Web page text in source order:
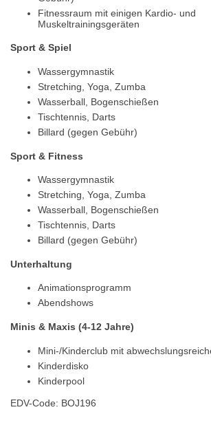
Fitnessraum mit einigen Kardio- und
Muskeltrainingsgeräten
Sport & Spiel
Wassergymnastik
Stretching, Yoga, Zumba
Wasserball, Bogenschießen
Tischtennis, Darts
Billard (gegen Gebühr)
Sport & Fitness
Wassergymnastik
Stretching, Yoga, Zumba
Wasserball, Bogenschießen
Tischtennis, Darts
Billard (gegen Gebühr)
Unterhaltung
Animationsprogramm
Abendshows
Minis & Maxis (4-12 Jahre)
Mini-/Kinderclub mit
Kinderdisko
Kinderpool
EDV-Code: BOJ196